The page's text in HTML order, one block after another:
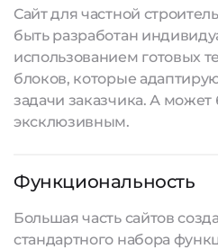
Сайт для частной
быть разработан
использованием готовых
блоков, которые
задачи заказчика. А
эксклюзивным.
Функциональность
Большая часть сайтов
стандартного набора